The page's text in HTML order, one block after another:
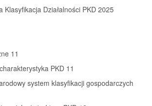
Klasyfikacja Działalności PKD 2025
11
PKD 11
system klasyfikacji gospodarczych